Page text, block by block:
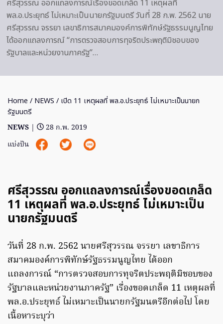
ศรีสุวรรณ ออกแถลงการณ์เรื่องขอดเกล็ด 11 เหตุผลที่
พล.อ.ประยุทธ์ ไม่เหมาะเป็นนายกรัฐมนตรี วันที่ 28 ก.พ. 2562 นาย
ศรีสุวรรณ จรรยา เลขาธิการสมาคมองค์การพิทักษ์รัฐธรรมนูญไทย
ได้ออกแถลงการณ์ “การตรวจสอบการทุจริตประพฤติมิชอบของ
รัฐบาลและหน่วยงานภาครัฐ”…
Home / NEWS / เปิด 11 เหตุผลที่ พล.อ.ประยุทธ์ ไม่เหมาะเป็นนายก
รัฐมนตรี
NEWS |
28 ก.พ. 2019
แบ่งปัน
ศรีสุวรรณ ออกแถลงการณ์เรื่องขอดเกล็ด
11 เหตุผลที่ พล.อ.ประยุทธ์ ไม่เหมาะเป็น
นายกรัฐมนตรี
วันที่ 28 ก.พ. 2562 นายศรีสุวรรณ จรรยา เลขาธิการ
สมาคมองค์การพิทักษ์รัฐธรรมนูญไทย ได้ออก
แถลงการณ์ “การตรวจสอบการทุจริตประพฤติมิชอบของ
รัฐบาลและหน่วยงานภาครัฐ” เรื่องขอดเกล็ด 11 เหตุผลที่
พล.อ.ประยุทธ์ ไม่เหมาะเป็นนายกรัฐมนตรีอีกต่อไป โดย
เนื้อหาระบุว่า